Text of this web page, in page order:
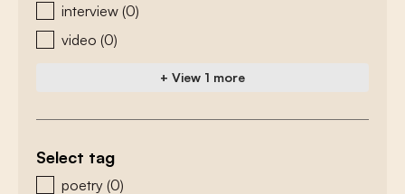
interview (0)
video (0)
+ View 1 more
Select tag
zoeken - tags
poetry (0)